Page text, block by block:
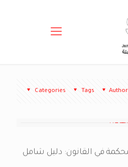
Categories Tags
محكمة في القانون: دليل شامل